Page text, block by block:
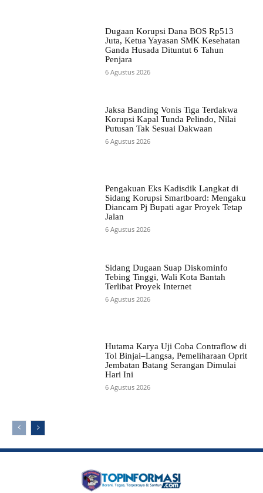
Dugaan Korupsi Dana BOS Rp513
Juta, Ketua Yayasan SMK Kesehatan
Ganda Husada Dituntut 6 Tahun
Penjara
6 Agustus 2026
Jaksa Banding Vonis Tiga Terdakwa
Korupsi Kapal Tunda Pelindo, Nilai
Putusan Tak Sesuai Dakwaan
6 Agustus 2026
Pengakuan Eks Kadisdik Langkat di
Sidang Korupsi Smartboard: Mengaku
Diancam Pj Bupati agar Proyek Tetap
Jalan
6 Agustus 2026
Sidang Dugaan Suap Diskominfo
Tebing Tinggi, Wali Kota Bantah
Terlibat Proyek Internet
6 Agustus 2026
Hutama Karya Uji Coba Contraflow di
Tol Binjai–Langsa, Pemeliharaan Oprit
Jembatan Batang Serangan Dimulai
Hari Ini
6 Agustus 2026